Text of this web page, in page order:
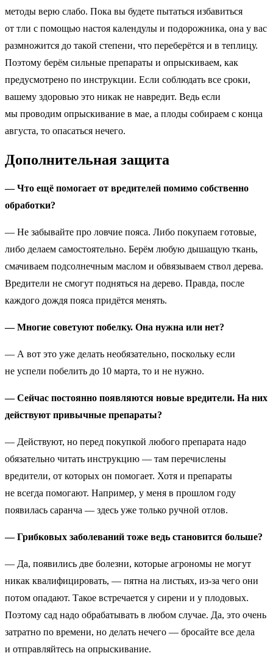
методы верю слабо. Пока вы будете пытаться избавиться
от тли с помощью настоя календулы и подорожника, она у вас
размножится до такой степени, что переберётся и в теплицу.
Поэтому берём сильные препараты и опрыскиваем, как
предусмотрено по инструкции. Если соблюдать все сроки,
вашему здоровью это никак не навредит. Ведь если
мы проводим опрыскивание в мае, а плоды собираем с конца
августа, то опасаться нечего.
Дополнительная защита
— Что ещё помогает от вредителе­й помимо собственно
обработк­и?
— Не забывайте про ловчие пояса. Либо покупаем готовые,
либо делаем самостоятельно. Берём любую дышащую ткань,
смачиваем подсолнечным маслом и обвязываем ствол дерева.
Вредители не смогут подняться на дерево. Правда, после
каждого дождя пояса придётся менять.
— Многие советуют побелку. Она нужна или нет?
— А вот это уже делать необязательно, поскольку если
не успели побелить до 10 марта, то и не нужно.
— Сейчас постоянно появляются новые вредители. На них
действуют привычные препараты?
— Действуют, но перед покупкой любого препарата надо
обязательно читать инструкцию — там перечислены
вредители, от которых он помогает. Хотя и препараты
не всегда помогают. Например, у меня в прошлом году
появилась саранча — здесь уже только ручной отлов.
— Грибковых заболеваний тоже ведь становится больше?
— Да, появились две болезни, которые агрономы не могут
никак квалифицировать, — пятна на листьях, из-за чего они
потом опадают. Такое встречается у сирени и у плодовых.
Поэтому сад надо обрабатывать в любом случае. Да, это очень
затратно по времени, но делать нечего — бросайте все дела
и отправляйтесь на опрыскивание.